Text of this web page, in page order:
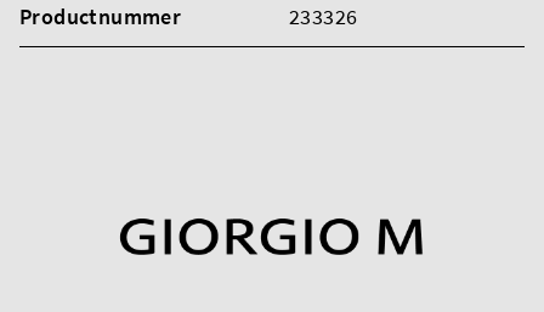
Productnummer 233326